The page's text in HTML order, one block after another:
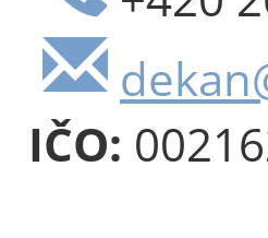
IČO: